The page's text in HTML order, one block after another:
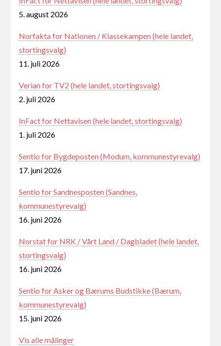
5. august 2026
Norfakta for Nationen / Klassekampen (hele landet,
stortingsvalg)
11. juli 2026
Verian for TV2 (hele landet, stortingsvalg)
2. juli 2026
InFact for Nettavisen (hele landet, stortingsvalg)
1. juli 2026
Sentio for Bygdeposten (Modum, kommunestyrevalg)
17. juni 2026
Sentio for Sandnesposten (Sandnes,
kommunestyrevalg)
16. juni 2026
Norstat for NRK / Vårt Land / Dagbladet (hele landet,
stortingsvalg)
16. juni 2026
Sentio for Asker og Bærums Budstikke (Bærum,
kommunestyrevalg)
15. juni 2026
Vis alle målinger